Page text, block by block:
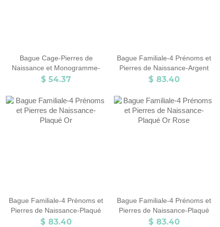
Bague Cage-Pierres de
Naissance et Monogramme-
Plaqué Or Rose
$ 54.37
Bague Familiale-4 Prénoms et
Pierres de Naissance-Argent
$ 83.40
Bague Familiale-4 Prénoms et
Pierres de Naissance-Plaqué
Or
$ 83.40
Bague Familiale-4 Prénoms et
Pierres de Naissance-Plaqué
Or Rose
$ 83.40